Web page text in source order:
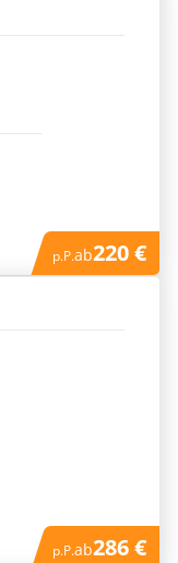
p.P.ab220 €
p.P.ab286 €